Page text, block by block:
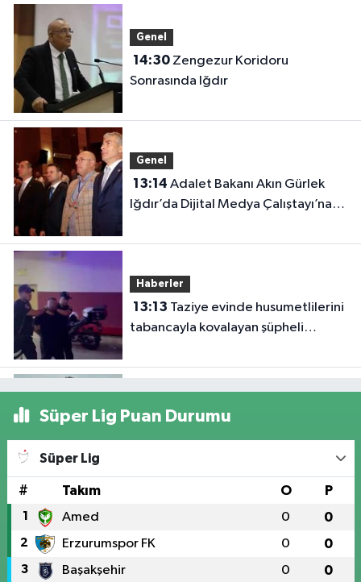
Genel
14:30Zengezur Koridoru
Sonrasında Iğdır
Genel
13:14
Iğdır’da Dijital Medya Çalıştayı’na
Haberler
13:13
tabancayla kovalayan şüpheli
Dolandırıcılık Uyarısı: “Polis ve Savcı
Süper Lig Puan Durumu
Süper Lig
# Takım O P
1 Amed 0 0
2 Erzurumspor FK 0 0
3 Başakşehir 0 0